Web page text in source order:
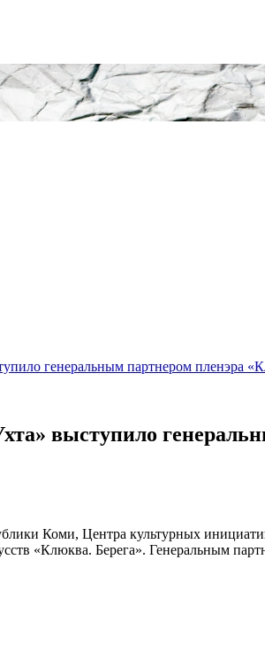
генеральным партнером пленэра
выступило
Коми, Центра культурных
«Клюква. Берега». Генеральным